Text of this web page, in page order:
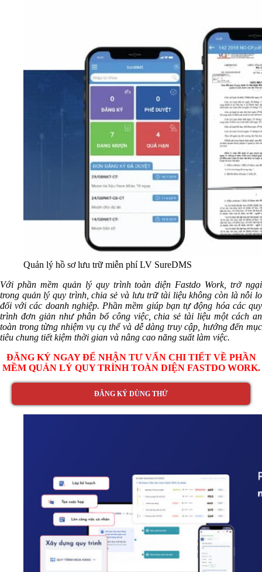
Quản lý hồ sơ lưu trữ miễn phí LV SureDMS
Với phần mềm quản lý quy trình toàn diện Fastdo Work, trở ngại
trong quản lý quy trình, chia sẻ và lưu trữ tài liệu không còn là nỗi lo
đối với các doanh nghiệp. Phần mềm giúp bạn tự động hóa các quy
trình đơn giản như phân bổ công việc, chia sẻ tài liệu một cách an
toàn trong từng nhiệm vụ cụ thể và dễ dàng truy cập, hướng đến mục
tiêu chung tiết kiệm thời gian và nâng cao năng suất làm việc.
ĐĂNG KÝ NGAY ĐỂ NHẬN TƯ VẤN CHI TIẾT VỀ PHẦN
MỀM QUẢN LÝ QUY TRÌNH TOÀN DIỆN FASTDO WORK.
ĐĂNG KÝ DÙNG THỬ